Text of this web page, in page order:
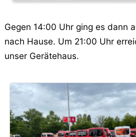
Gegen 14:00 Uhr ging es dann
nach Hause. Um 21:00 Uhr
unser Gerätehaus.